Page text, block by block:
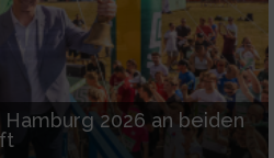
Hamburg 2026 an beiden